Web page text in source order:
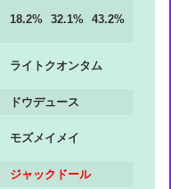
18.2% 32.1% 43.2%
ライトクオンタム
ドウデュース
モズメイメイ
ジャックドール